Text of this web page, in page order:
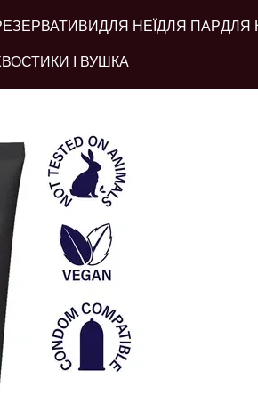
ДЛЯ НЕЇ ДЛЯ ПАРДЛЯ
І ВУШКА